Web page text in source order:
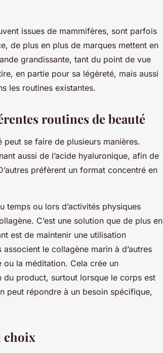
issues de mammifères, sont parfois
de plus en plus de marques mettent en
grandissante, tant du point de vue
en partie pour sa légèreté, mais aussi
les routines existantes.
routines de beauté
se faire de plusieurs manières.
aussi de l’acide hyaluronique, afin de
préfèrent un format concentré en
temps ou lors d’activités physiques
C’est une solution que de plus en
est de maintenir une utilisation
le collagène marin à d’autres
ou la méditation. Cela crée un
du product, surtout lorsque le corps est
peut répondre à un besoin spécifique,
choix